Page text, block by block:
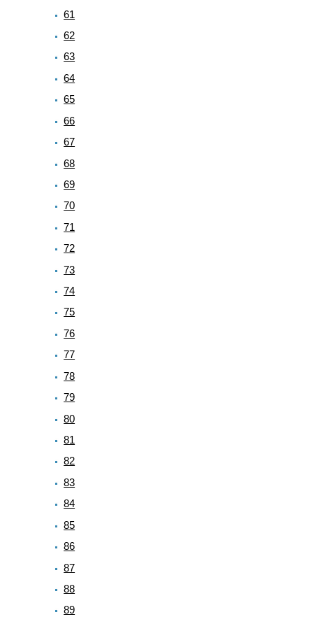
61
62
63
64
65
66
67
68
69
70
71
72
73
74
75
76
77
78
79
80
81
82
83
84
85
86
87
88
89